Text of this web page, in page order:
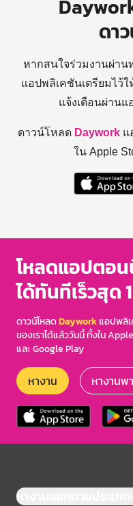
ดา
หากสนใจร่วมงานผ่าน
แอปพลิเคชันเตรียมไว้
แจ้งเตือนผ่าน
ดาวน์โหลด Daywork แ
ใน Apple
โหลดแอปตอน
ได้ทันทีเร็วสุด
ดาวน์โหลดDayworkแอปพลิ
ของเราได้แล้ววันนี้ ทั้งใน
และ Google Play
หางาน หางานพ
หางานแยกตามประเภทง